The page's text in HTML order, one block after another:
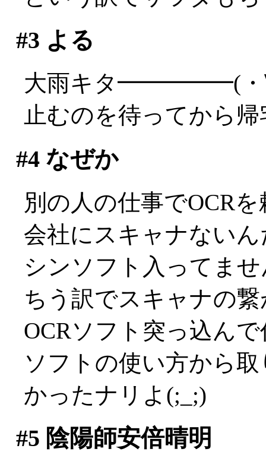
#3 よる
大雨キタ━━━━━(
止むのを待ってから帰
#4なぜか
別の人の仕事でOCR
会社にスキャナない
シンソフト入ってま
ちう訳でスキャナの
OCRソフト突っ込ん
ソフトの使い方から
かったナリよ(;_;)
#5 陰陽師安倍晴明